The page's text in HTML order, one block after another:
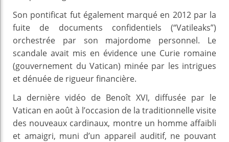
Son pontificat fut également marqué en 2012 par la
fuite de documents confidentiels (“Vatileaks”)
orchestrée par son majordome personnel. Le
scandale avait mis en évidence une Curie romaine
(gouvernement du Vatican) minée par les intrigues
et dénuée de rigueur financière.
La dernière vidéo de Benoît XVI, diffusée par le
Vatican en août à l’occasion de la traditionnelle visite
des nouveaux cardinaux, montre un homme affaibli
et amaigri, muni d’un appareil auditif, ne pouvant